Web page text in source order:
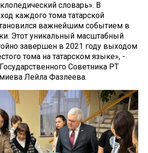
словарь». В
каждого тома татарской
важнейшим событием в
Этот уникальный масштабный
завершен в 2021 году выходом
тома на татарском языке», -
Советника РТ
Лейла Фазлеева.